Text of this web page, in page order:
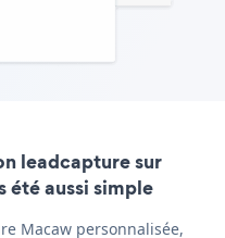
leadcapture sur
été aussi simple
Macaw personnalisée,